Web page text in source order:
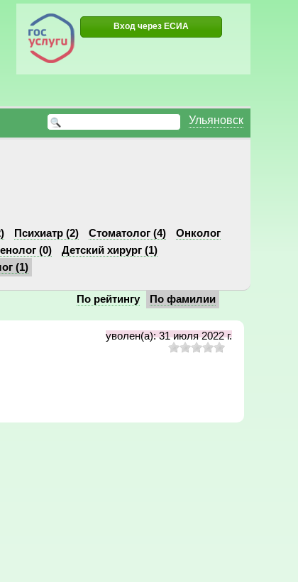
Вход через ЕСИА
Ульяновск
Психиатр (2) Стоматолог (4)
Онколог
(0)
Детский хирург (1)
(1)
По рейтингу По фамилии
уволен(а): 31 июля 2022 г.